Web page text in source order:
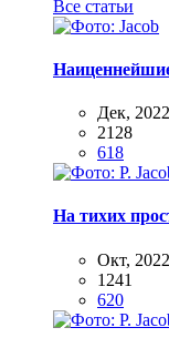
Все статьи
Дек, 2022
2128
618
На тихих
Окт, 2022
1241
620